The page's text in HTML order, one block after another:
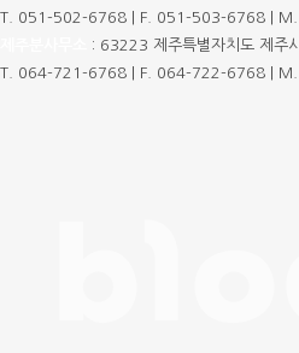
T. 051-502-6768 F. 051-503-6768 M.
: 63223 제주특별자치도 제주
T. 064-721-6768 F. 064-722-6768 M.